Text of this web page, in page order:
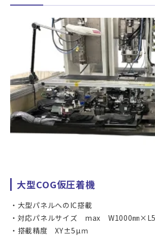
大型COG仮圧着機
大型パネルへのIC搭載
対応パネルサイズ max W1000㎜
搭載精度 XY±5µｍ